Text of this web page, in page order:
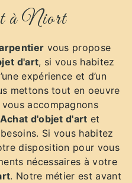
à Niort
vous propose
d'art, si vous habitez
expérience et d’un
mettons tout en oeuvre
accompagnons
Achat d'objet d'art et
Si vous habitez
disposition pour vous
nécessaires à votre
. Notre métier est avant